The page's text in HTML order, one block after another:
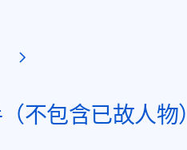
不包含已故人物）